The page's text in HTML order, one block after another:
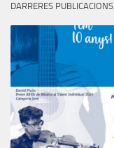
DARRERES PUBLICACIONS